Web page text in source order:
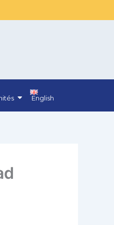
English